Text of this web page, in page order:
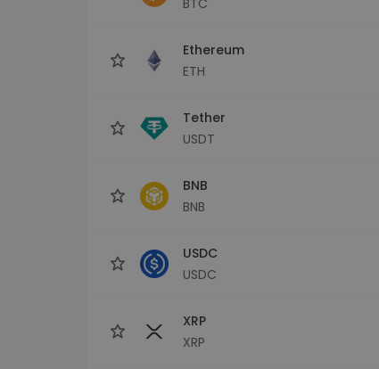
Ethereum
ETH
Tether
USDT
BNB
BNB
USDC
USDC
XRP
XRP